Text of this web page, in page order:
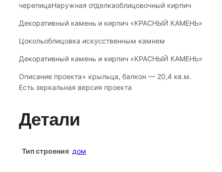
черепицаНаружная отделкаоблицовочный кирпич
Декоративный камень и кирпич «КРАСНЫЙ КАМЕНЬ»
Цокольоблицовка искусственным камнем
Декоративный камень и кирпич «КРАСНЫЙ КАМЕНЬ»
Описание проекта+ крыльца, балкон — 20,4 кв.м.
Есть зеркальная версия проекта
Детали
Тип строения дом